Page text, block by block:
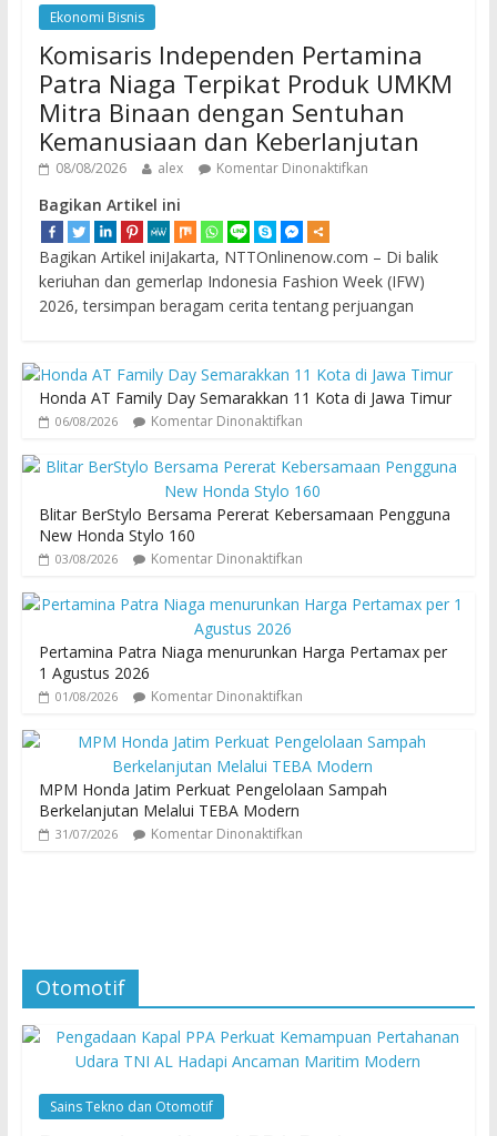
Ekonomi Bisnis
Komisaris Independen Pertamina
Patra Niaga Terpikat Produk UMKM
Mitra Binaan dengan Sentuhan
Kemanusiaan dan Keberlanjutan
08/08/2026 alex Komentar Dinonaktifkan
Bagikan Artikel ini
Bagikan Artikel iniJakarta, NTTOnlinenow.com – Di balik
keriuhan dan gemerlap Indonesia Fashion Week (IFW)
2026, tersimpan beragam cerita tentang perjuangan
Honda AT Family Day Semarakkan 11 Kota di Jawa Timur
06/08/2026 Komentar Dinonaktifkan
Blitar BerStylo Bersama Pererat Kebersamaan Pengguna
New Honda Stylo 160
03/08/2026 Komentar Dinonaktifkan
Pertamina Patra Niaga menurunkan Harga Pertamax per
1 Agustus 2026
01/08/2026 Komentar Dinonaktifkan
MPM Honda Jatim Perkuat Pengelolaan Sampah
Berkelanjutan Melalui TEBA Modern
31/07/2026 Komentar Dinonaktifkan
Otomotif
Sains Tekno dan Otomotif